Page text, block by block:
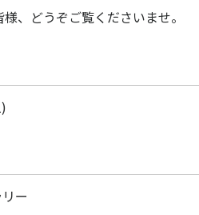
、どうぞご覧くださいませ。
ー